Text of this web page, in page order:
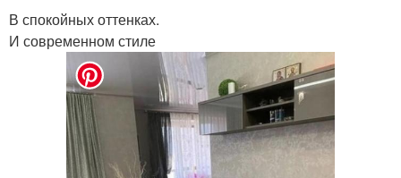
В спокойных оттенках.
И современном стиле